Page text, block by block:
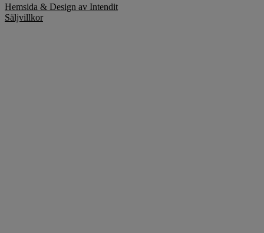
Hemsida & Design av Intendit
Säljvillkor